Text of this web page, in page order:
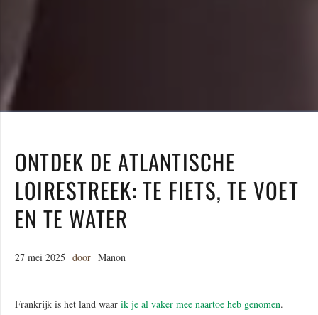
ONTDEK DE ATLANTISCHE
LOIRESTREEK: TE FIETS, TE VOET
EN TE WATER
27 mei 2025 door Manon
Frankrijk is het land waar ik je al vaker mee naartoe heb genomen.